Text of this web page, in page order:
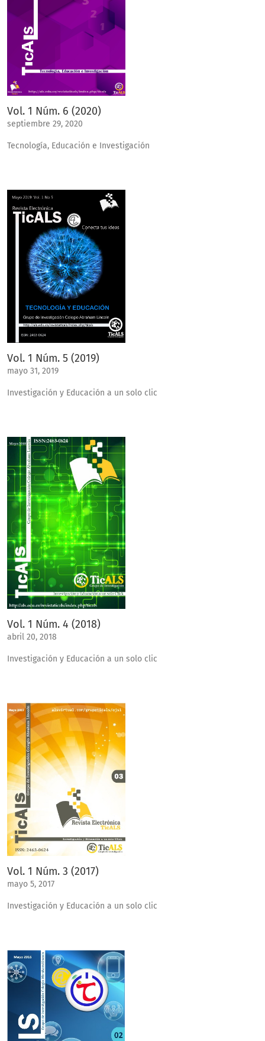
Vol. 1 Núm. 6 (2020)
septiembre 29, 2020
Tecnología, Educación e Investigación
Vol. 1 Núm. 5 (2019)
mayo 31, 2019
Investigación y Educación a un solo clic
Vol. 1 Núm. 4 (2018)
abril 20, 2018
Investigación y Educación a un solo clic
Vol. 1 Núm. 3 (2017)
mayo 5, 2017
Investigación y Educación a un solo clic